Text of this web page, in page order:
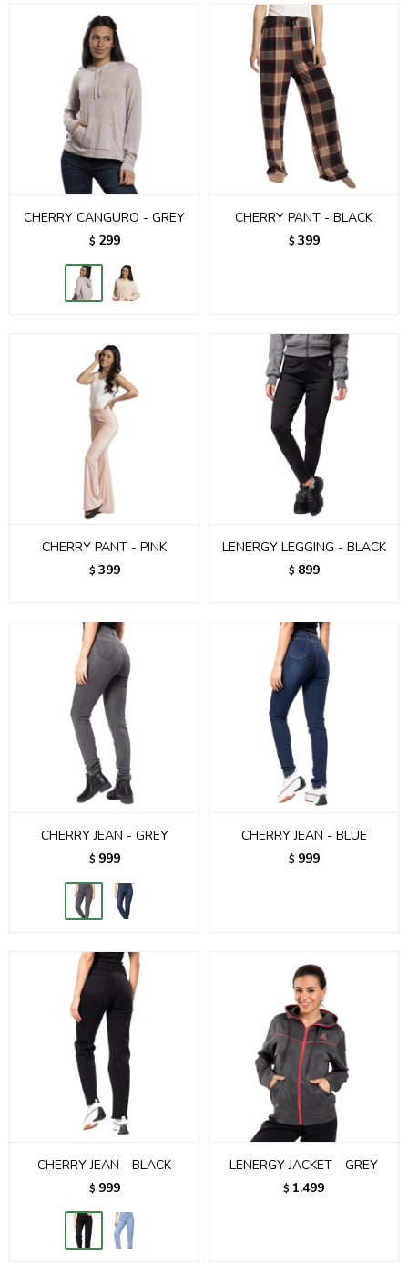
CHERRY CANGURO - GREY
$ 299
CHERRY PANT - BLACK
$ 399
CHERRY PANT - PINK
$ 399
LENERGY LEGGING - BLACK
$ 899
CHERRY JEAN - GREY
$ 999
CHERRY JEAN - BLUE
$ 999
CHERRY JEAN - BLACK
$ 999
LENERGY JACKET - GREY
$ 1.499